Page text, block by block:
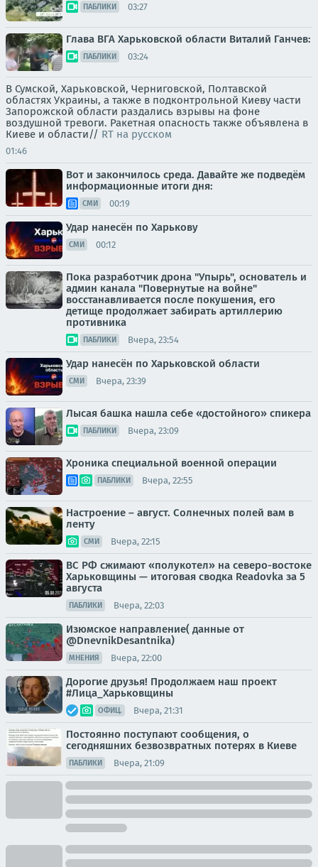
ПАБЛИКИ 03:27
Глава ВГА Харьковской области Виталий Ганчев:
ПАБЛИКИ 03:24
В Сумской, Харьковской, Черниговской, Полтавской
областях Украины, а также в подконтрольной Киеву части
Запорожской области раздались взрывы на фоне
воздушной тревоги. Ракетная опасность также объявлена в
Киеве и области// RT на русском
01:46
Вот и закончилось среда. Давайте же подведём
информационные итоги дня:
СМИ 00:19
Удар нанесён по Харькову
СМИ 00:12
Пока разработчик дрона "Упырь", основатель и
админ канала "Повернутые на войне"
восстанавливается после покушения, его
детище продолжает забирать артиллерию
противника
ПАБЛИКИ Вчера, 23:54
Удар нанесён по Харьковской области
СМИ Вчера, 23:39
Лысая башка нашла себе «достойного» спикера
ПАБЛИКИ Вчера, 23:09
Хроника специальной военной операции
ПАБЛИКИ Вчера, 22:55
Настроение – август. Солнечных полей вам в
ленту
СМИ Вчера, 22:15
ВС РФ сжимают «полукотел» на северо-востоке
Харьковщины — итоговая сводка Readovka за 5
августа
ПАБЛИКИ Вчера, 22:03
Изюмское направление( данные от
@DnevnikDesantnika)
МНЕНИЯ Вчера, 22:00
Дорогие друзья! Продолжаем наш проект
#Лица_Харьковщины
ОФИЦ. Вчера, 21:31
Постоянно поступают сообщения, о
сегодняшних безвозвратных потерях в Киеве
ПАБЛИКИ Вчера, 21:09